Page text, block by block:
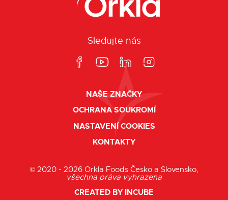
Sledujte nás
NAŠE ZNAČKY
OCHRANA SOUKROMÍ
NASTAVENÍ COOKIES
KONTAKTY
© 2020 - 2026 Orkla Foods Česko a Slovensko,
všechna práva vyhrazena
CREATED BY INCUBE